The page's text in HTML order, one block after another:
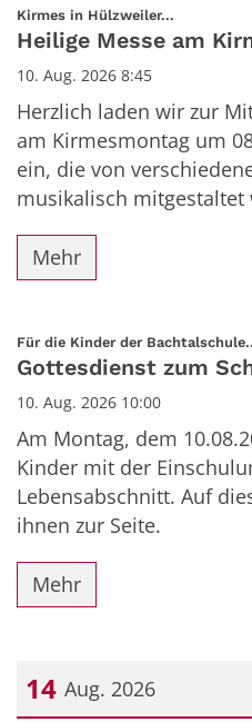
Kirmes in Hülzweiler...
Heilige Messe am
10. Aug. 2026 8:45
Herzlich laden wir zur
am Kirmesmontag um
ein, die von
musikalisch mitgestaltet
Mehr
Für die Kinder der
Gottesdienst zum
10. Aug. 2026 10:00
Am Montag, dem
Kinder mit der
Lebensabschnitt. Auf
ihnen zur Seite.
Mehr
14 Aug. 2026